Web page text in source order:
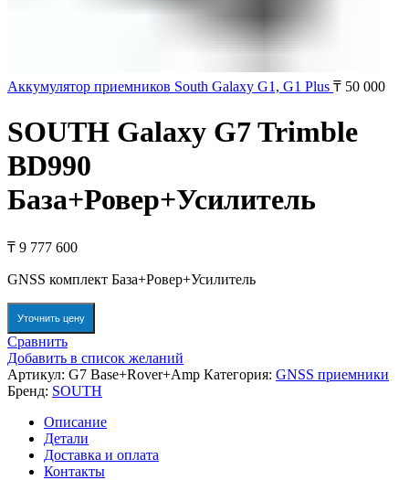
Аккумулятор приемников South Galaxy G1, G1 Plus ₸ 50 000
SOUTH Galaxy G7 Trimble
BD990
База+Ровер+Усилитель
₸ 9 777 600
GNSS комплект База+Ровер+Усилитель
Уточнить цену
Сравнить
Добавить в список желаний
Артикул: G7 Base+Rover+Amp Категория: GNSS приемники
Бренд: SOUTH
Описание
Детали
Доставка и оплата
Контакты